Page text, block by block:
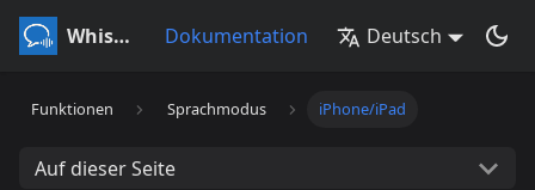
Whisperr Dokumentation Deutsch
Funktionen Sprachmodus iPhone/iPad
Auf dieser Seite